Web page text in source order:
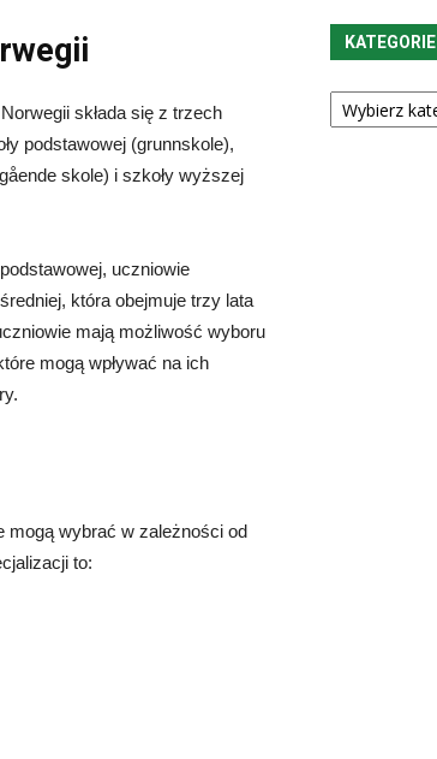
składa się z trzech
podstawowej (grunnskole),
skole) i szkoły wyższej
uczniowie
która obejmuje trzy lata
mają możliwość wyboru
mogą wpływać na ich
mogą wybrać w zależności od
to:
KATEGORIE
Kategorie